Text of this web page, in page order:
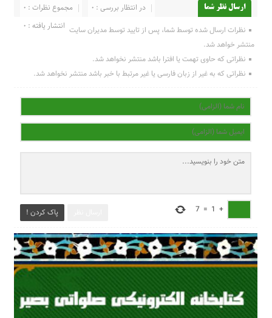
ارسال نظر شما مجموع نظرات : 0
در انتظار بررسی : 0
انتشار یافته : 0 نظرات ارسال شده توسط شما، پس از تایید توسط مدیران سایت
منتشر خواهد شد.
نظراتی که حاوی تهمت یا افترا باشد منتشر نخواهد شد.
نظراتی که به غیر از زبان فارسی یا غیر مرتبط با خبر باشد منتشر نخواهد شد.
پاک کردن ! +
1
=
7